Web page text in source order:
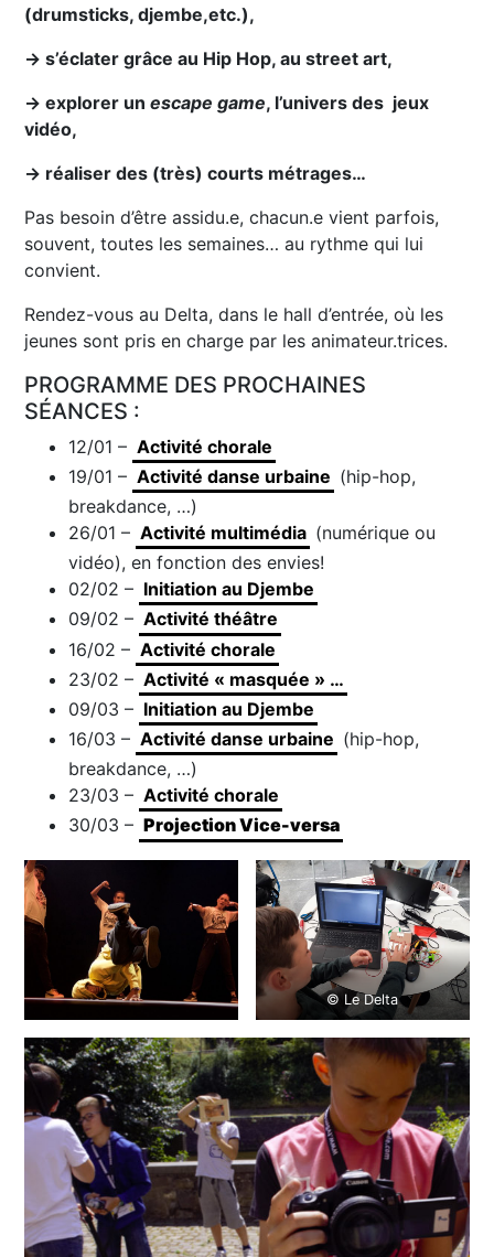
(drumsticks, djembe,etc.),
→ s’éclater grâce au Hip Hop, au street art,
→ explorer unescape game, l’univers des jeux
vidéo,
→ réaliser des (très) courts métrages…
Pas besoin d’être assidu.e, chacun.e vient parfois,
souvent, toutes les semaines… au rythme qui lui
convient.
Rendez-vous au Delta, dans le hall d’entrée, où les
jeunes sont pris en charge par les animateur.trices.
PROGRAMME DES PROCHAINES
SÉANCES :
12/01 – Activité chorale
19/01 – Activité danse urbaine (hip-hop,
breakdance, …)
26/01 – Activité multimédia (numérique ou
vidéo), en fonction des envies!
02/02 – Initiation au Djembe
09/02 – Activité théâtre
16/02 – Activité chorale
23/02 – Activité « masquée » …
09/03 – Initiation au Djembe
16/03 – Activité danse urbaine (hip-hop,
breakdance, …)
23/03 – Activité chorale
30/03 – Projection Vice-versa
© Le Delta